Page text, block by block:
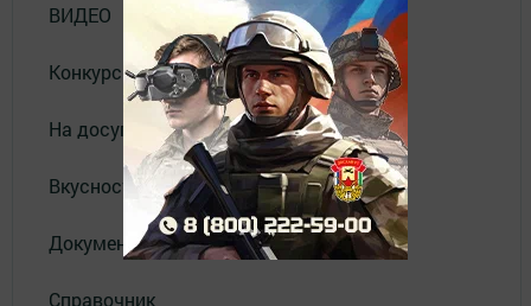
ВИДЕО
Конкурсы
На досуге
Вкусности
Документы
Справочник